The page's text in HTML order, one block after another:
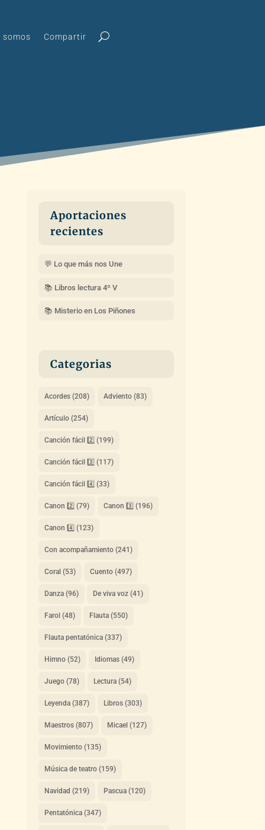
somos Compartir
Aportaciones
recientes
💬 Lo que más nos Une
📚 Libros lectura 4º V
📚 Misterio en Los Piñones
Categorias
Acordes(208) Adviento(83)
Artículo(254)
Canción fácil 2️⃣ (199)
Canción fácil 3️⃣ (117)
Canción fácil 4️⃣ (33)
Canon 2️⃣ (79) Canon 3️⃣ (196)
Canon 4️⃣ (123)
Con acompañamiento(241)
Coral (53) Cuento(497)
Danza(96) De viva voz(41)
Farol (48) Flauta(550)
Flauta pentatónica(337)
Himno(52) Idiomas(49)
Juego(78) Lectura(54)
Leyenda(387) Libros(303)
Maestros(807) Micael (127)
Movimiento(135)
Música de teatro(159)
Navidad (219) Pascua(120)
Pentatónica(347)